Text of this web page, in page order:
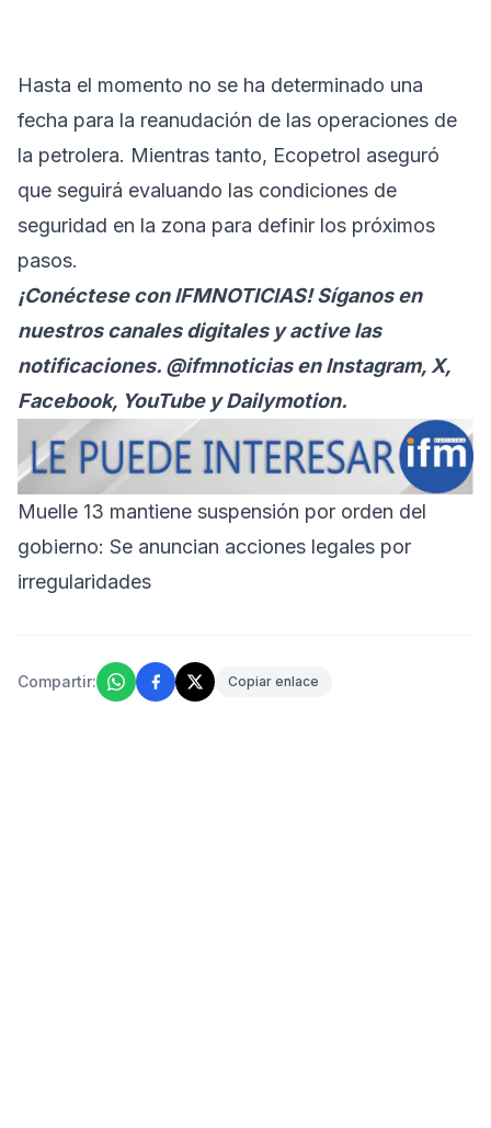
Hasta el momento no se ha determinado una
fecha para la reanudación de las operaciones de
la petrolera. Mientras tanto, Ecopetrol aseguró
que seguirá evaluando las condiciones de
seguridad en la zona para definir los próximos
pasos.
¡Conéctese con IFMNOTICIAS! Síganos en
nuestros canales digitales y active las
notificaciones. @ifmnoticias en Instagram, X,
Facebook, YouTube y Dailymotion.
Muelle 13 mantiene suspensión por orden del
gobierno: Se anuncian acciones legales por
irregularidades
Compartir: Copiar enlace